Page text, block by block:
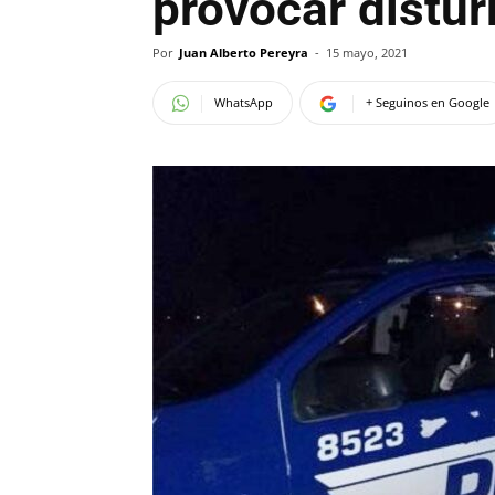
Por Juan Alberto Pereyra - 15 mayo, 2021
WhatsApp + Seguinos en Google